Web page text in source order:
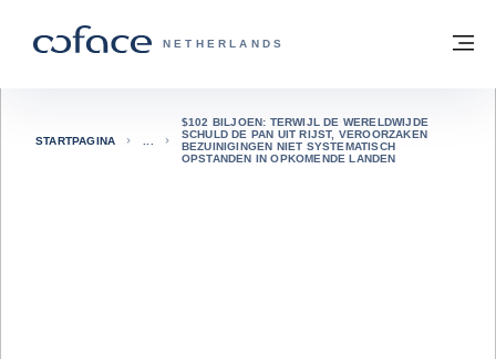
COFACE, FOR TRADE - GROEP
NETHERLANDS
Terug naar startpagina
STARTPAGINA
$102 BILJOEN: TERWIJL DE WERELDWIJDE
SCHULD DE PAN UIT RIJST, VEROORZAKEN
BEZUINIGINGEN NIET SYSTEMATISCH
OPSTANDEN IN OPKOMENDE LANDEN